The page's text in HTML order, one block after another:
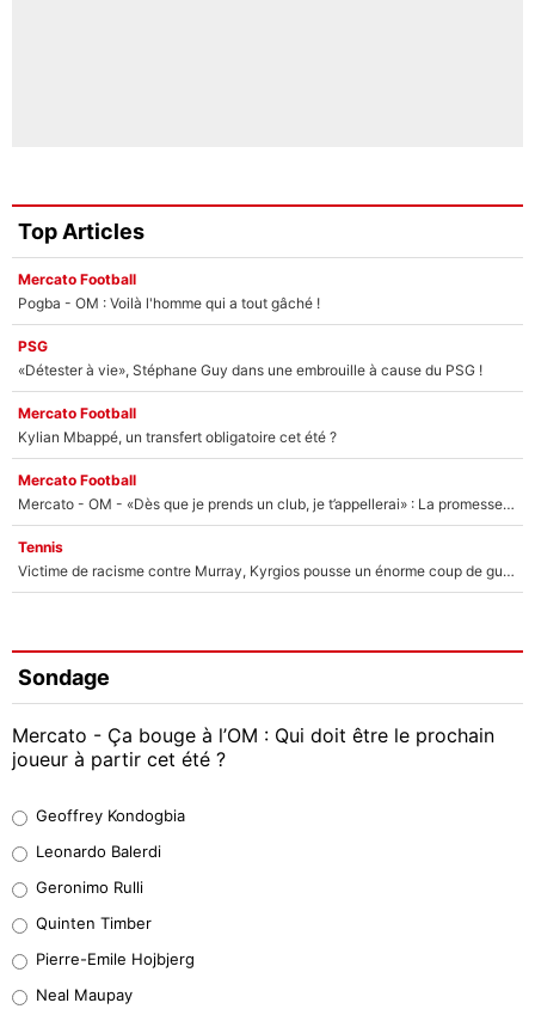
Top Articles
Mercato Football
Pogba - OM : Voilà l'homme qui a tout gâché !
PSG
«Détester à vie», Stéphane Guy dans une embrouille à cause du PSG !
Mercato Football
Kylian Mbappé, un transfert obligatoire cet été ?
Mercato Football
Mercato - OM - «Dès que je prends un club, je t’appellerai» : La promesse de Marcelino au moment de claquer la porte
Tennis
Victime de racisme contre Murray, Kyrgios pousse un énorme coup de gueule !
Sondage
Mercato - Ça bouge à l’OM : Qui doit être le prochain
joueur à partir cet été ?
38%
32%
5%
Geoffrey Kondogbia
Leonardo Balerdi
Geronimo Rulli
Quinten Timber
Pierre-Emile Hojbjerg
Neal Maupay